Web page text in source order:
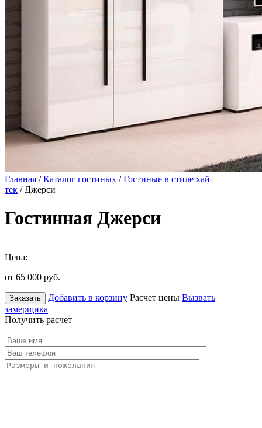
Главная /Каталог гостиных /Гостиные в стиле хай-
тек / Джерси
Гостинная Джерси
Цена:
от 65 000 руб.
Заказать Добавить в корзину Расчет цены Вызвать
замерщика
Получить расчет